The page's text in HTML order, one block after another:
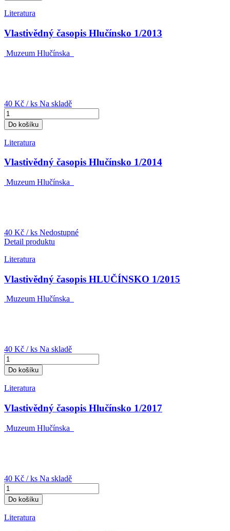
Literatura
Vlastivědný časopis Hlučínsko 1/2013
Muzeum Hlučínska
40 Kč / ks Na skladě
Do košíku
Literatura
Vlastivědný časopis Hlučínsko 1/2014
Muzeum Hlučínska
40 Kč / ks Nedostupné
Detail produktu
Literatura
Vlastivědný časopis HLUČÍNSKO 1/2015
Muzeum Hlučínska
40 Kč / ks Na skladě
Do košíku
Literatura
Vlastivědný časopis Hlučínsko 1/2017
Muzeum Hlučínska
40 Kč / ks Na skladě
Do košíku
Literatura